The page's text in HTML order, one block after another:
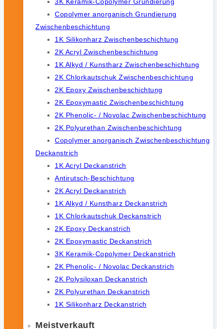
Copolymer anorganisch Grundierung
Zwischenbeschichtung
1K Silikonharz Zwischenbeschichtung
2K Acryl Zwischenbeschichtung
1K Alkyd / Kunstharz Zwischenbeschichtung
2K Chlorkautschuk Zwischenbeschichtung
2K Epoxy Zwischenbeschichtung
2K Epoxymastic Zwischenbeschichtung
2K Phenolic- / Novolac Zwischenbeschichtung
2K Polyurethan Zwischenbeschichtung
Copolymer anorganisch Zwischenbeschichtung
Deckanstrich
1K Acryl Deckanstrich
Antirutsch-Beschichtung
2K Acryl Deckanstrich
1K Alkyd / Kunstharz Deckanstrich
1K Chlorkautschuk Deckanstrich
2K Epoxy Deckanstrich
2K Epoxymastic Deckanstrich
3K Keramik-Copolymer Deckanstrich
2K Phenolic- / Novolac Deckanstrich
2K Polysiloxan Deckanstrich
2K Polyurethan Deckanstrich
1K Silikonharz Deckanstrich
Meistverkauft